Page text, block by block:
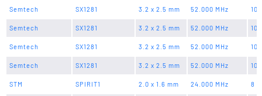
Semtech SX1281 3.2 x 2.5 mm 52.000 MHz 10
Semtech SX1281 3.2 x 2.5 mm 52.000 MHz 10
Semtech SX1281 3.2 x 2.5 mm 52.000 MHz 10
Semtech SX1281 3.2 x 2.5 mm 52.000 MHz 10
STM SPIRIT1 2.0 x 1.6 mm 24.000 MHz 8